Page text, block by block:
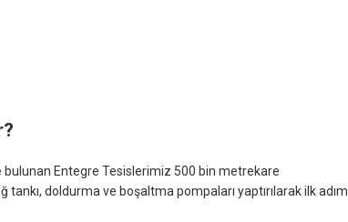
bulunan Entegre Tesislerimiz 500 bin metrekare
tankı, doldurma ve boşaltma pompaları yaptırılarak ilk adım